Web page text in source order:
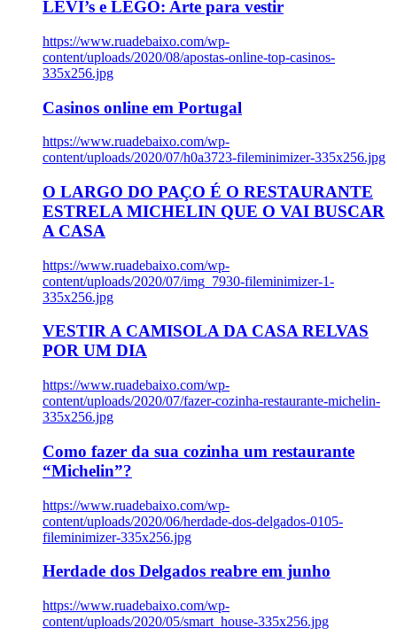
LEVI’s e LEGO: Arte para vestir
https://www.ruadebaixo.com/wp-
content/uploads/2020/08/apostas-online-top-casinos-
335x256.jpg
Casinos online em Portugal
https://www.ruadebaixo.com/wp-
content/uploads/2020/07/h0a3723-fileminimizer-335x256.jpg
O LARGO DO PAÇO É O RESTAURANTE
ESTRELA MICHELIN QUE O VAI BUSCAR
A CASA
https://www.ruadebaixo.com/wp-
content/uploads/2020/07/img_7930-fileminimizer-1-
335x256.jpg
VESTIR A CAMISOLA DA CASA RELVAS
POR UM DIA
https://www.ruadebaixo.com/wp-
content/uploads/2020/07/fazer-cozinha-restaurante-michelin-
335x256.jpg
Como fazer da sua cozinha um restaurante
“Michelin”?
https://www.ruadebaixo.com/wp-
content/uploads/2020/06/herdade-dos-delgados-0105-
fileminimizer-335x256.jpg
Herdade dos Delgados reabre em junho
https://www.ruadebaixo.com/wp-
content/uploads/2020/05/smart_house-335x256.jpg